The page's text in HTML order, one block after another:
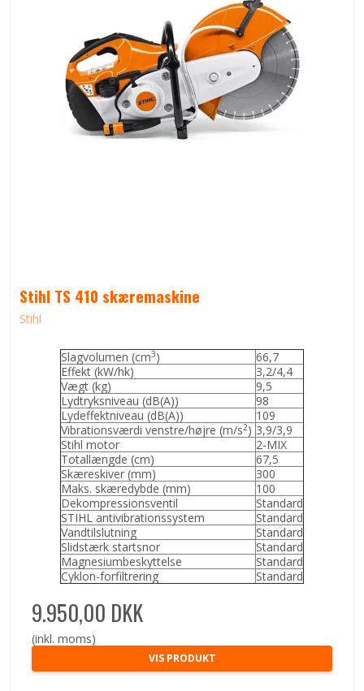
Stihl TS 410 skæremaskine
Stihl
Slagvolumen (cm3)
66,7
Effekt (kW/hk)
3,2/4,4
Vægt (kg)
9,5
Lydtryksniveau (dB(A))
98
Lydeffektniveau (dB(A))
109
Vibrationsværdi venstre/højre (m/s2) 3,9/3,9
Stihl motor
2-MIX
Totallængde (cm)
67,5
Skæreskiver (mm)
300
Maks. skæredybde (mm)
100
Dekompressionsventil
Standard
STIHL antivibrationssystem
Standard
Vandtilslutning
Standard
Slidstærk startsnor
Standard
Magnesiumbeskyttelse
Standard
Cyklon-forfiltrering
Standard
9.950,00 DKK
(inkl. moms)
VIS PRODUKT